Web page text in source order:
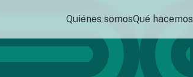
Quiénes somosQué hacemos